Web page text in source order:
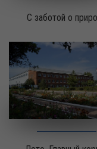
С заботой о